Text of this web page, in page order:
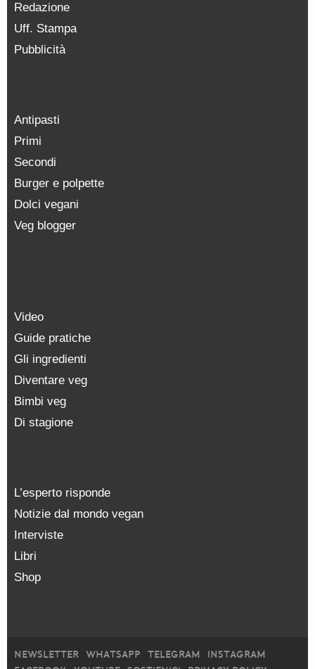
Redazione
Uff. Stampa
Pubblicità
Antipasti
Primi
Secondi
Burger e polpette
Dolci vegani
Veg blogger
Video
Guide pratiche
Gli ingredienti
Diventare veg
Bimbi veg
Di stagione
L’esperto risponde
Notizie dal mondo vegan
Interviste
Libri
Shop
NEWSLETTER WHATSAPP TELEGRAM
INSTAGRAM